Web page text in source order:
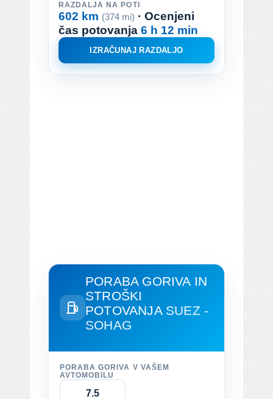
RAZDALJA NA POTI
602 km (374 mi) · Ocenjeni
čas potovanja 6 h 12 min
IZRAČUNAJ RAZDALJO
PORABA GORIVA IN
STROŠKI
POTOVANJA SUEZ -
SOHAG
PORABA GORIVA V VAŠEM
AVTOMOBILU